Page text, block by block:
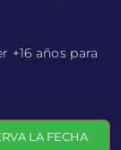
+16 años para
LA FECHA